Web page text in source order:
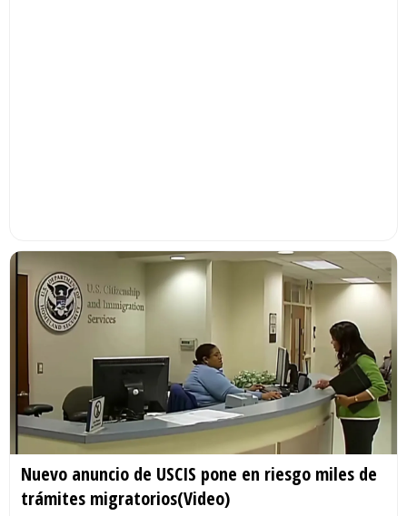
Nuevo anuncio de USCIS pone en riesgo miles de
trámites migratorios(Video)